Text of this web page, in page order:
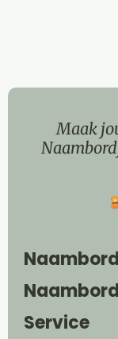
Maak
Service